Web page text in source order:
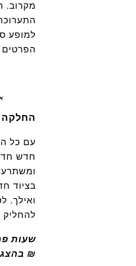
מקרוב.
למופע
הפרטים
עם כל
חדש
ואילך.
להחליק
שעות פתיחה 10:00-